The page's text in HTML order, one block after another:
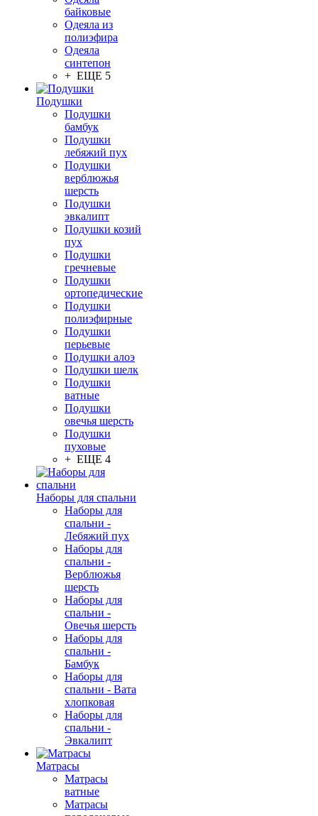
байковые
Одеяла из
полиэфира
Одеяла
синтепон
+ ЕЩЕ 5
Подушки
Подушки
бамбук
Подушки
лебяжий пух
Подушки
верблюжья
шерсть
Подушки
эвкалипт
Подушки козий
пух
Подушки
гречневые
Подушки
ортопедические
Подушки
полиэфирные
Подушки
перьевые
Подушки алоэ
Подушки шелк
Подушки
ватные
Подушки
овечья шерсть
Подушки
пуховые
+ ЕЩЕ 4
Наборы для спальни
Наборы для
спальни -
Лебяжий пух
Наборы для
спальни -
Верблюжья
шерсть
Наборы для
спальни -
Овечья шерсть
Наборы для
спальни -
Бамбук
Наборы для
спальни - Вата
хлопковая
Наборы для
спальни -
Эвкалипт
Матрасы
Матрасы
ватные
Матрасы